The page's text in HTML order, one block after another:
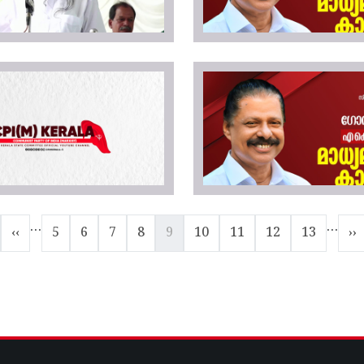
Previous page
‹‹ … Page
5 Page
6 Page
7 Page
8 Current page
9 Page
10 Page
11 Page
12 Page
13 … ››